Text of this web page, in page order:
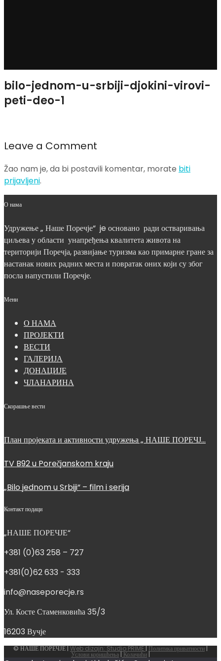
bilo-jednom-u-srbiji-djokini-virovi-
peti-deo-1
Leave a Comment
Žao nam je, da bi postavili komentar, morate biti
prijavljeni.
О нама
Удружење „ Наше Поречје“ je основано ради остваривања
циљева у области унапређења квалитета живота на
територији Поречја, развијање туризма као примарне гране за
настанак нових радних места и повратак оних који су због
посла напустили Поречје.
Мени
О НАМА
ПРОЈЕКТИ
ВЕСТИ
ГАЛЕРИЈА
ДОНАЦИЈЕ
ЧЛАНАРИНА
Скорашње вести
План пројеката и активности удружења „ НАШЕ ПОРЕЧЈ…
TV B92 u Porečjanskom kraju
„Bilo jednom u Srbiji“ – film i serija
Контакт подаци
„НАШЕ ПОРЕЧЈЕ“
+381 (0)63 258 – 727
+381(0)62 633 - 333
info@naseporecje.rs
Ул. Косте Стаменковића 35/3
16203 Вучје
© НАШЕ ПОРЕЧЈЕ |Web dizajn: Studio PRIME|Политика приватности|
Услови коришћења|Колачићи|